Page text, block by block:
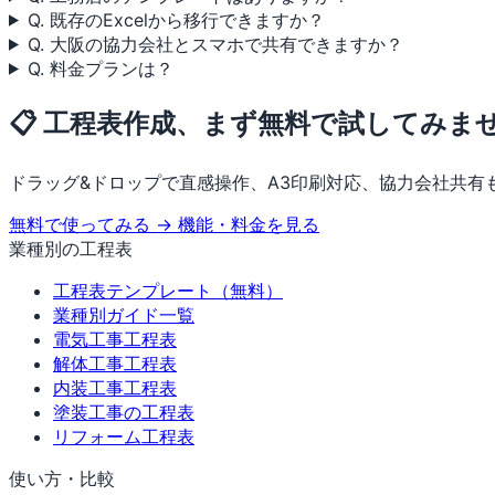
Q. 既存のExcelから移行できますか？
Q. 大阪の協力会社とスマホで共有できますか？
Q. 料金プランは？
📋 工程表作成、まず無料で試してみま
ドラッグ&ドロップで直感操作、A3印刷対応、協力会社共有
無料で使ってみる → 機能・料金を見る
業種別の工程表
工程表テンプレート（無料）
業種別ガイド一覧
電気工事工程表
解体工事工程表
内装工事工程表
塗装工事の工程表
リフォーム工程表
使い方・比較